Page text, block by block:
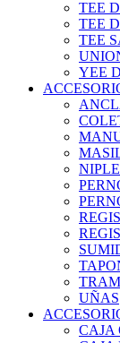
TEE
TEE
TEE
YEE
UÑAS
CAJA